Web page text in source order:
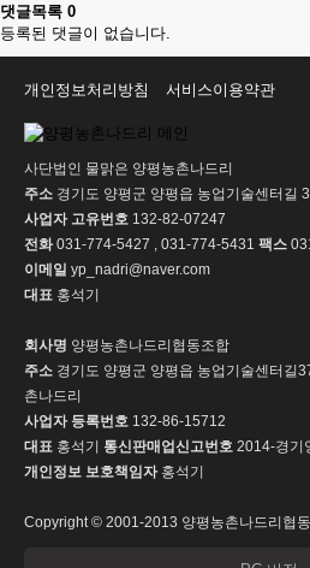
댓글목록 0
등록된 댓글이 없습니다.
개인정보처리방침 서비스이용약관
사단법인 물맑은 양평농촌나드리
주소 경기도 양평군 양평읍 농업기술센터길
사업자 고유번호 132-82-07247
전화031-774-5427 , 031-774-5431 팩스
이메일 yp_nadri@naver.com
대표 홍석기
회사명 양평농촌나드리협동조합
주소 경기도 양평군 양평읍 농업기술센터길
촌나드리
사업자 등록번호 132-86-15712
대표 홍석기 통신판매업신고번호 2014-경기
개인정보 보호책임자홍석기
Copyright © 2001-2013 양평농촌나드리협